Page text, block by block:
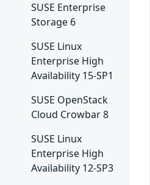
SUSE Enterprise
Storage 6
SUSE Linux
Enterprise High
Availability 15-SP1
SUSE OpenStack
Cloud Crowbar 8
SUSE Linux
Enterprise High
Availability 12-SP3